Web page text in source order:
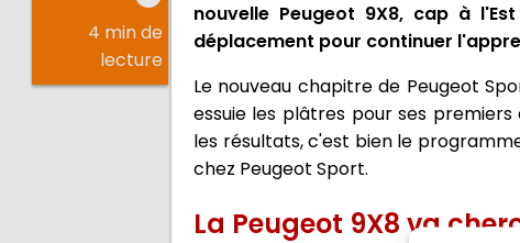
4 min de
lecture
nouvelle Peugeot 9X8, cap à
déplacement pour continuer
Le nouveau chapitre de Peugeot
essuie les plâtres pour ses
les résultats, c'est bien le
chez Peugeot Sport.
La Peugeot 9X8 va